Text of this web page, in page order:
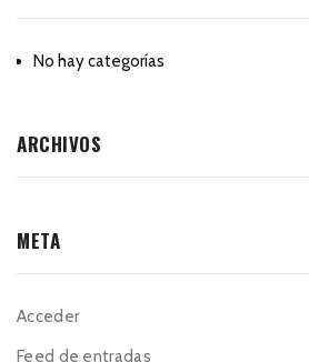
No hay categorías
ARCHIVOS
META
Acceder
Feed de entradas